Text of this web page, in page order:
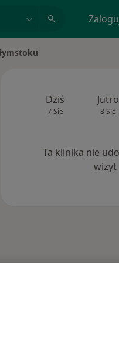
Dziś
7 Sie
Jutro
8 Sie
Ta klinika nie